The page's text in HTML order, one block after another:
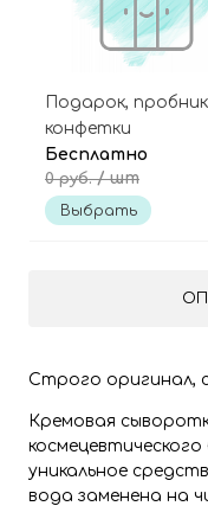
Подарок,
конфетки
Бесплатно
0 руб./ шт
Выбрать
Строго оригинал,
Кремовая
уникальное
вода заменена на